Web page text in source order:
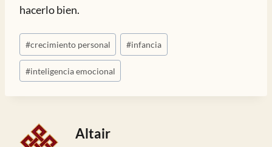
hacerlo bien.
Etiquetas
de
la
#crecimiento personal #infancia
#inteligencia emocional
Altair